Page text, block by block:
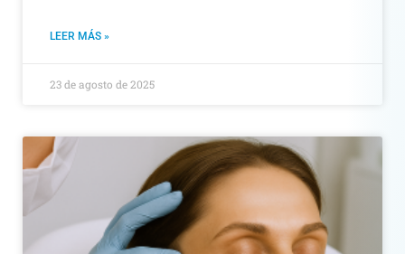
LEER MÁS »
23 de agosto de 2025